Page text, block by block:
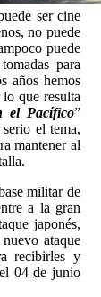
ser cine
no puede
puede
para
años hemos
que resulta
el Pacífico”
el tema,
mantener al
militar de
a la gran
japonés,
ataque
recibirles y
04 de junio